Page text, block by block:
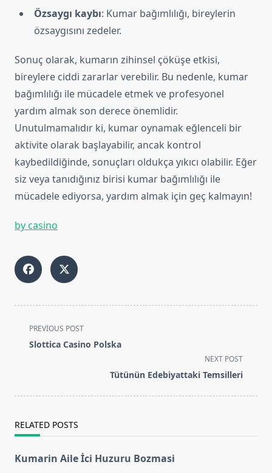
Özsaygı kaybı: Kumar bağımlılığı, bireylerin
özsaygısını zedeler.
Sonuç olarak, kumarın zihinsel çöküşe etkisi,
bireylere ciddi zararlar verebilir. Bu nedenle, kumar
bağımlılığı ile mücadele etmek ve profesyonel
yardım almak son derece önemlidir.
Unutulmamalıdır ki, kumar oynamak eğlenceli bir
aktivite olarak başlayabilir, ancak kontrol
kaybedildiğinde, sonuçları oldukça yıkıcı olabilir. Eğer
siz veya tanıdığınız birisi kumar bağımlılığı ile
mücadele ediyorsa, yardım almak için geç kalmayın!
by casino
<span
class="nav-
text">Page</span>
PREVIOUS POST
Slottica Casino Polska
NEXT POST
Tütünün Edebiyattaki Temsilleri
RELATED POSTS
Kumarin Aile İci Huzuru Bozmasi